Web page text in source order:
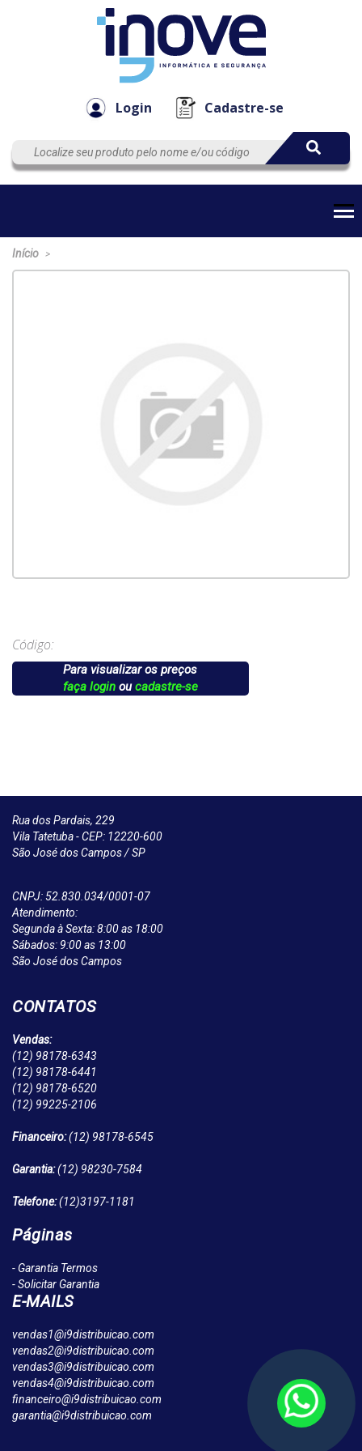
Login Cadastre-se
EmpresaAutomação
Início >
Código:
Para visualizar os preços
faça loginoucadastre-se
Rua dos Pardais, 229
Vila Tatetuba - CEP: 12220-600
São José dos Campos / SP
CNPJ: 52.830.034/0001-07
Atendimento:
Segunda à Sexta: 8:00 as 18:00
Sábados: 9:00 as 13:00
São José dos Campos
CONTATOS
Vendas:
(12) 98178-6343
(12) 98178-6441
(12) 98178-6520
(12) 99225-2106
Financeiro:(12) 98178-6545
Garantia:(12) 98230-7584
Telefone:(12)3197-1181
Páginas
- Garantia Termos
- Solicitar Garantia
E-MAILS
vendas1@i9distribuicao.com
vendas2@i9distribuicao.com
vendas3@i9distribuicao.com
vendas4@i9distribuicao.com
financeiro@i9distribuicao.com
garantia@i9distribuicao.com